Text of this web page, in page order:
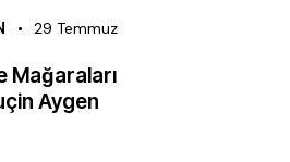
29 Temmuz
Mağaraları
Aygen